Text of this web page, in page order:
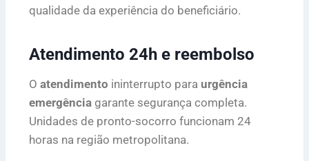
qualidade da experiência do beneficiário.
Atendimento 24h e reembolso
O atendimento ininterrupto para urgência
emergência garante segurança completa.
Unidades de pronto-socorro funcionam 24
horas na região metropolitana.